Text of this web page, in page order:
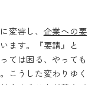
変容し、 企業への要
ます。『要請』と
ては困る、やっても
こうした変わりゆく